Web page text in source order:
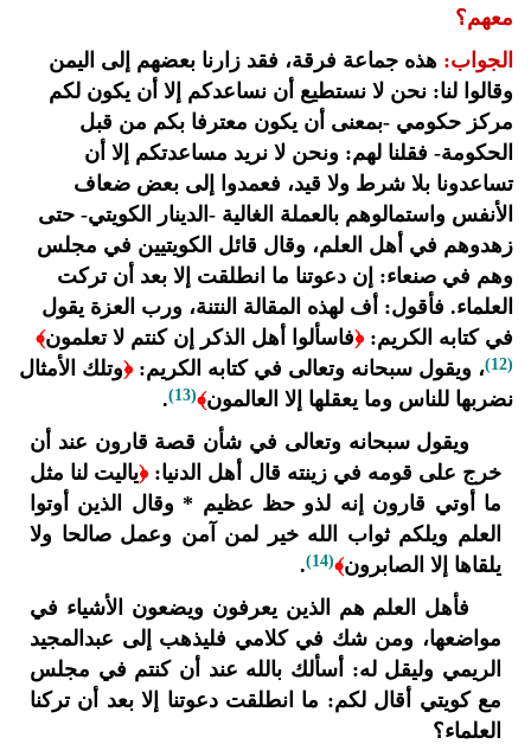
معهم؟
الجواب: هذه جماعة فرقة، فقد زارنا بعضهم إلى اليمن
وقالوا لنا: نحن لا نستطيع أن نساعدكم إلا أن يكون لكم
مركز حكومي -بمعنى أن يكون معترفا بكم من قبل
الحكومة- فقلنا لهم: ونحن لا نريد مساعدتكم إلا أن
تساعدونا بلا شرط ولا قيد، فعمدوا إلى بعض ضعاف
الأنفس واستمالوهم بالعملة الغالية -الدينار الكويتي- حتى
زهدوهم في أهل العلم، وقال قائل الكويتيين في مجلس
وهم في صنعاء: إن دعوتنا ما انطلقت إلا بعد أن تركت
العلماء. فأقول: أف لهذه المقالة النتنة، ورب العزة يقول
في كتابه الكريم:﴿فاسألوا أهل الذكر إن كنتم لا تعلمون﴾
(12) ، ويقول سبحانه وتعالى في كتابه الكريم:﴿وتلك الأمثال
نضربها للناس وما يعقلها إلا العالمون﴾(13)
.
ويقول سبحانه وتعالى في شأن قصة قارون عند أن
خرج على قومه في زينته قال أهل الدنيا:﴿ياليت لنا مثل
ما أوتي قارون إنه لذو حظ عظيم * وقال الذين أوتوا
العلم ويلكم ثواب الله خير لمن آمن وعمل صالحا ولا
يلقاها إلا الصابرون﴾(14)
.
فأهل العلم هم الذين يعرفون ويضعون الأشياء في
مواضعها، ومن شك في كلامي فليذهب إلى عبدالمجيد
الريمي وليقل له: أسألك بالله عند أن كنتم في مجلس
مع كويتي أقال لكم: ما انطلقت دعوتنا إلا بعد أن تركنا
العلماء؟